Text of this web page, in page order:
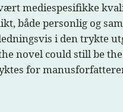
mediespesifikke
både personlig og
i den trykte
novel could still be
for